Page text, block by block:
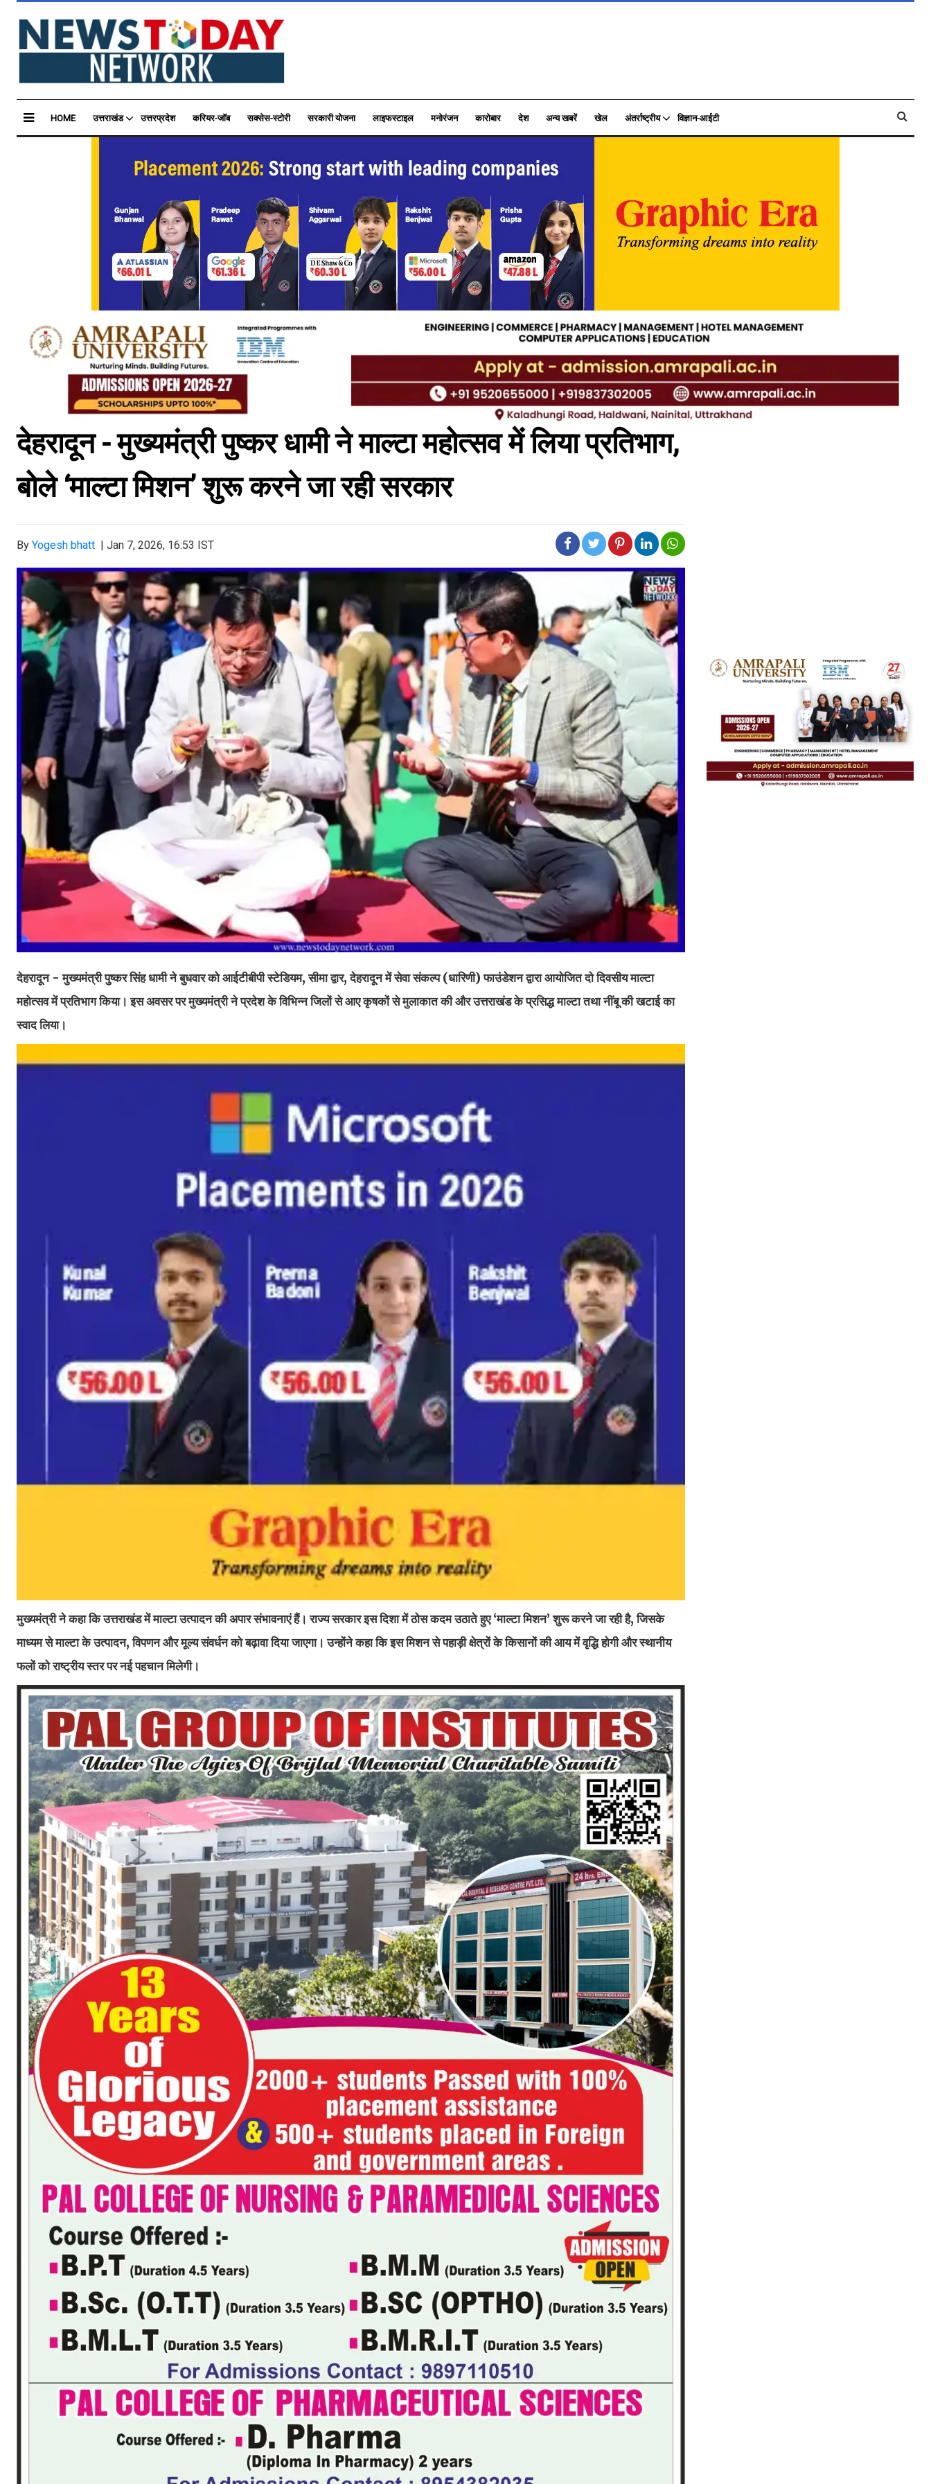
HOME उत्तराखंड उत्तरप्रदेश करियर-जॉब सक्सेस-स्टोरी सरकारी योजना लाइफस्टाइल मनोरंजन कारोबार देश अन्य खबरें खेल अंतर्राष्ट्रीय विज्ञान-आईटी
देहरादून - मुख्यमंत्री पुष्कर धामी ने माल्टा महोत्सव में लिया प्रतिभाग,
बोले ‘माल्टा मिशन’ शुरू करने जा रही सरकार
By Yogesh bhatt | Jan 7, 2026, 16:53 IST
देहरादून - मुख्यमंत्री पुष्कर सिंह धामी ने बुधवार को आईटीबीपी स्टेडियम, सीमा द्वार, देहरादून में सेवा संकल्प (धारिणी) फाउंडेशन द्वारा आयोजित दो दिवसीय माल्टा
महोत्सव में प्रतिभाग किया। इस अवसर पर मुख्यमंत्री ने प्रदेश के विभिन्न जिलों से आए कृषकों से मुलाकात की और उत्तराखंड के प्रसिद्ध माल्टा तथा नींबू की खटाई का
स्वाद लिया।
मुख्यमंत्री ने कहा कि उत्तराखंड में माल्टा उत्पादन की अपार संभावनाएं हैं। राज्य सरकार इस दिशा में ठोस कदम उठाते हुए ‘माल्टा मिशन’ शुरू करने जा रही है, जिसके
माध्यम से माल्टा के उत्पादन, विपणन और मूल्य संवर्धन को बढ़ावा दिया जाएगा। उन्होंने कहा कि इस मिशन से पहाड़ी क्षेत्रों के किसानों की आय में वृद्धि होगी और स्थानीय
फलों को राष्ट्रीय स्तर पर नई पहचान मिलेगी।